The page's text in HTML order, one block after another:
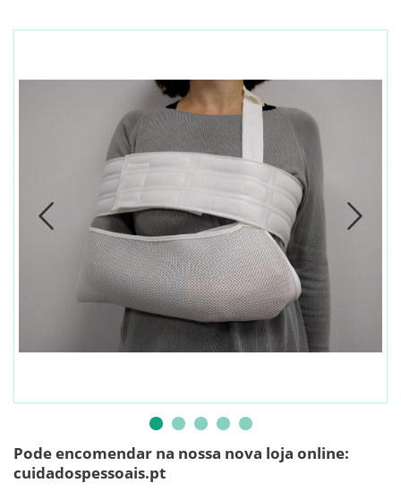
Pode encomendar na nossa nova loja online:
cuidadospessoais.pt